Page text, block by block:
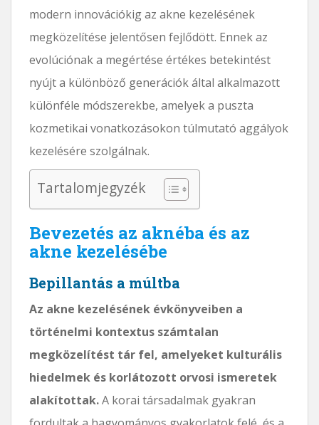
modern innovációkig az akne kezelésének
megközelítése jelentősen fejlődött. Ennek az
evolúciónak a megértése értékes betekintést
nyújt a különböző generációk által alkalmazott
különféle módszerekbe, amelyek a puszta
kozmetikai vonatkozásokon túlmutató aggályok
kezelésére szolgálnak.
Tartalomjegyzék
Bevezetés az aknéba és az
akne kezelésébe
Bepillantás a múltba
Az akne kezelésének évkönyveiben a
történelmi kontextus számtalan
megközelítést tár fel, amelyeket kulturális
hiedelmek és korlátozott orvosi ismeretek
alakítottak.A korai társadalmak gyakran